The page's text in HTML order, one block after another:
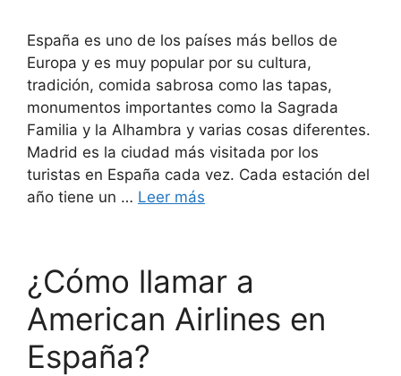
España es uno de los países más bellos de
Europa y es muy popular por su cultura,
tradición, comida sabrosa como las tapas,
monumentos importantes como la Sagrada
Familia y la Alhambra y varias cosas diferentes.
Madrid es la ciudad más visitada por los
turistas en España cada vez. Cada estación del
año tiene un … Leer más
¿Cómo llamar a
American Airlines en
España?